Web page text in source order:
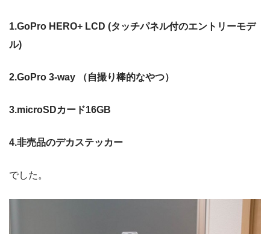
1.GoPro HERO+ LCD (タッチパネル付のエントリーモデ
ル)
2.GoPro 3-way （自撮り棒的なやつ）
3.microSDカード16GB
4.非売品のデカステッカー
でした。